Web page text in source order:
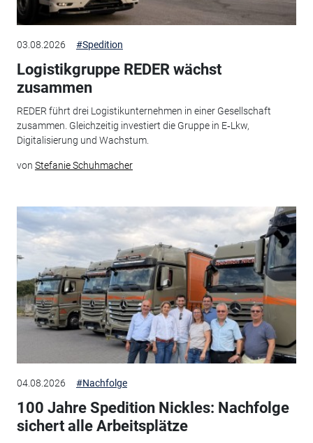
03.08.2026 #Spedition
Logistikgruppe REDER wächst
zusammen
REDER führt drei Logistikunternehmen in einer Gesellschaft
zusammen. Gleichzeitig investiert die Gruppe in E‑Lkw,
Digitalisierung und Wachstum.
von Stefanie Schuhmacher
04.08.2026 #Nachfolge
100 Jahre Spedition Nickles: Nachfolge
sichert alle Arbeitsplätze